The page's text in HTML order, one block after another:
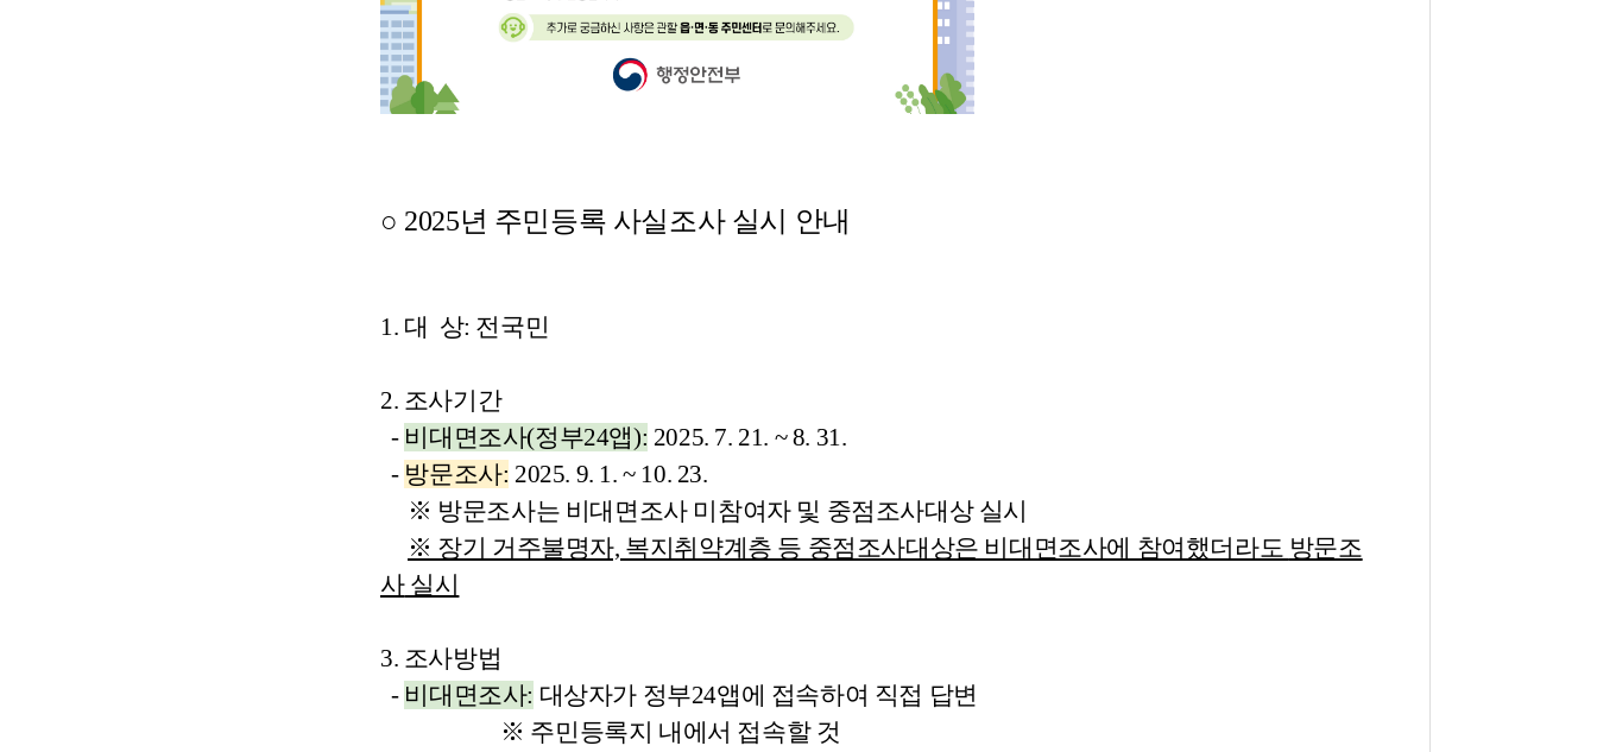
○ 2025년 주민등록 사실조사 실시 안내
1. 대 상: 전국민
2. 조사기간
- 비대면조사(정부24앱): 2025. 7. 21. ~ 8. 31.
- 방문조사: 2025. 9. 1. ~ 10. 23.
※ 방문조사는 비대면조사 미참여자 및 중점조사대상 실시
※ 장기 거주불명자, 복지취약계층 등 중점조사대상은 비대면조사에 참여했더라도 방문조
사실시
3. 조사방법
- 비대면조사: 대상자가 정부24앱에 접속하여 직접 답변
※ 주민등록지 내에서 접속할 것